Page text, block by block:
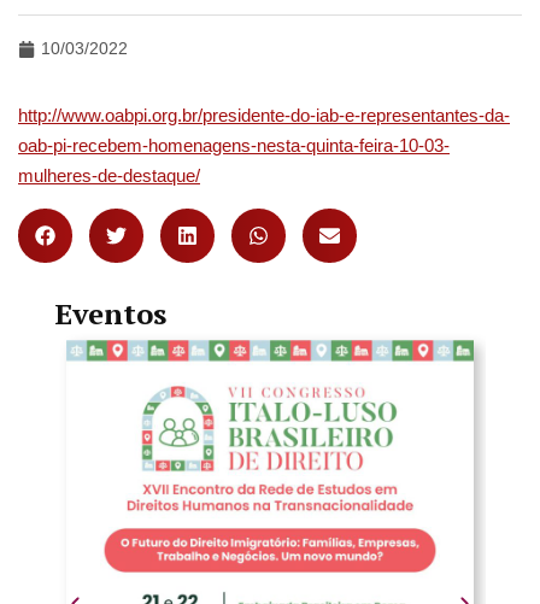
10/03/2022
http://www.oabpi.org.br/presidente-do-iab-e-representantes-da-
oab-pi-recebem-homenagens-nesta-quinta-feira-10-03-
mulheres-de-destaque/
Eventos